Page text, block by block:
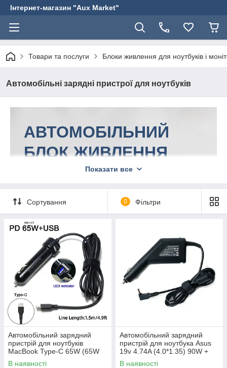
Інтернет-магазин "Aux Market"
Товари та послуги Блоки живлення для ноутбуків і
Автомобільні зарядні пристрої для ноутбуків
АВТОМОБІЛЬНИЙ
БЛОК ЖИВЛЕННЯ
ДЛЯ НОУТБУКА
мережі!
Пристати до вибору!
ЧОМУ ПОТРІБНО КУПИТИ
АВТОМОБІЛЬНУ ЗАРЯДКУ ДЛЯ
НОУТБУКА?
Показати все
Сортування 0 Фільтри
Автомобільний зарядний
пристрій для ноутбуків
MacBook Type-C 65W (65W
PD)
В наявності
Автомобільний зарядний
пристрій для ноутбука Asus
19v 4.74A (4.0*1.35) 90W +
USB
В наявності